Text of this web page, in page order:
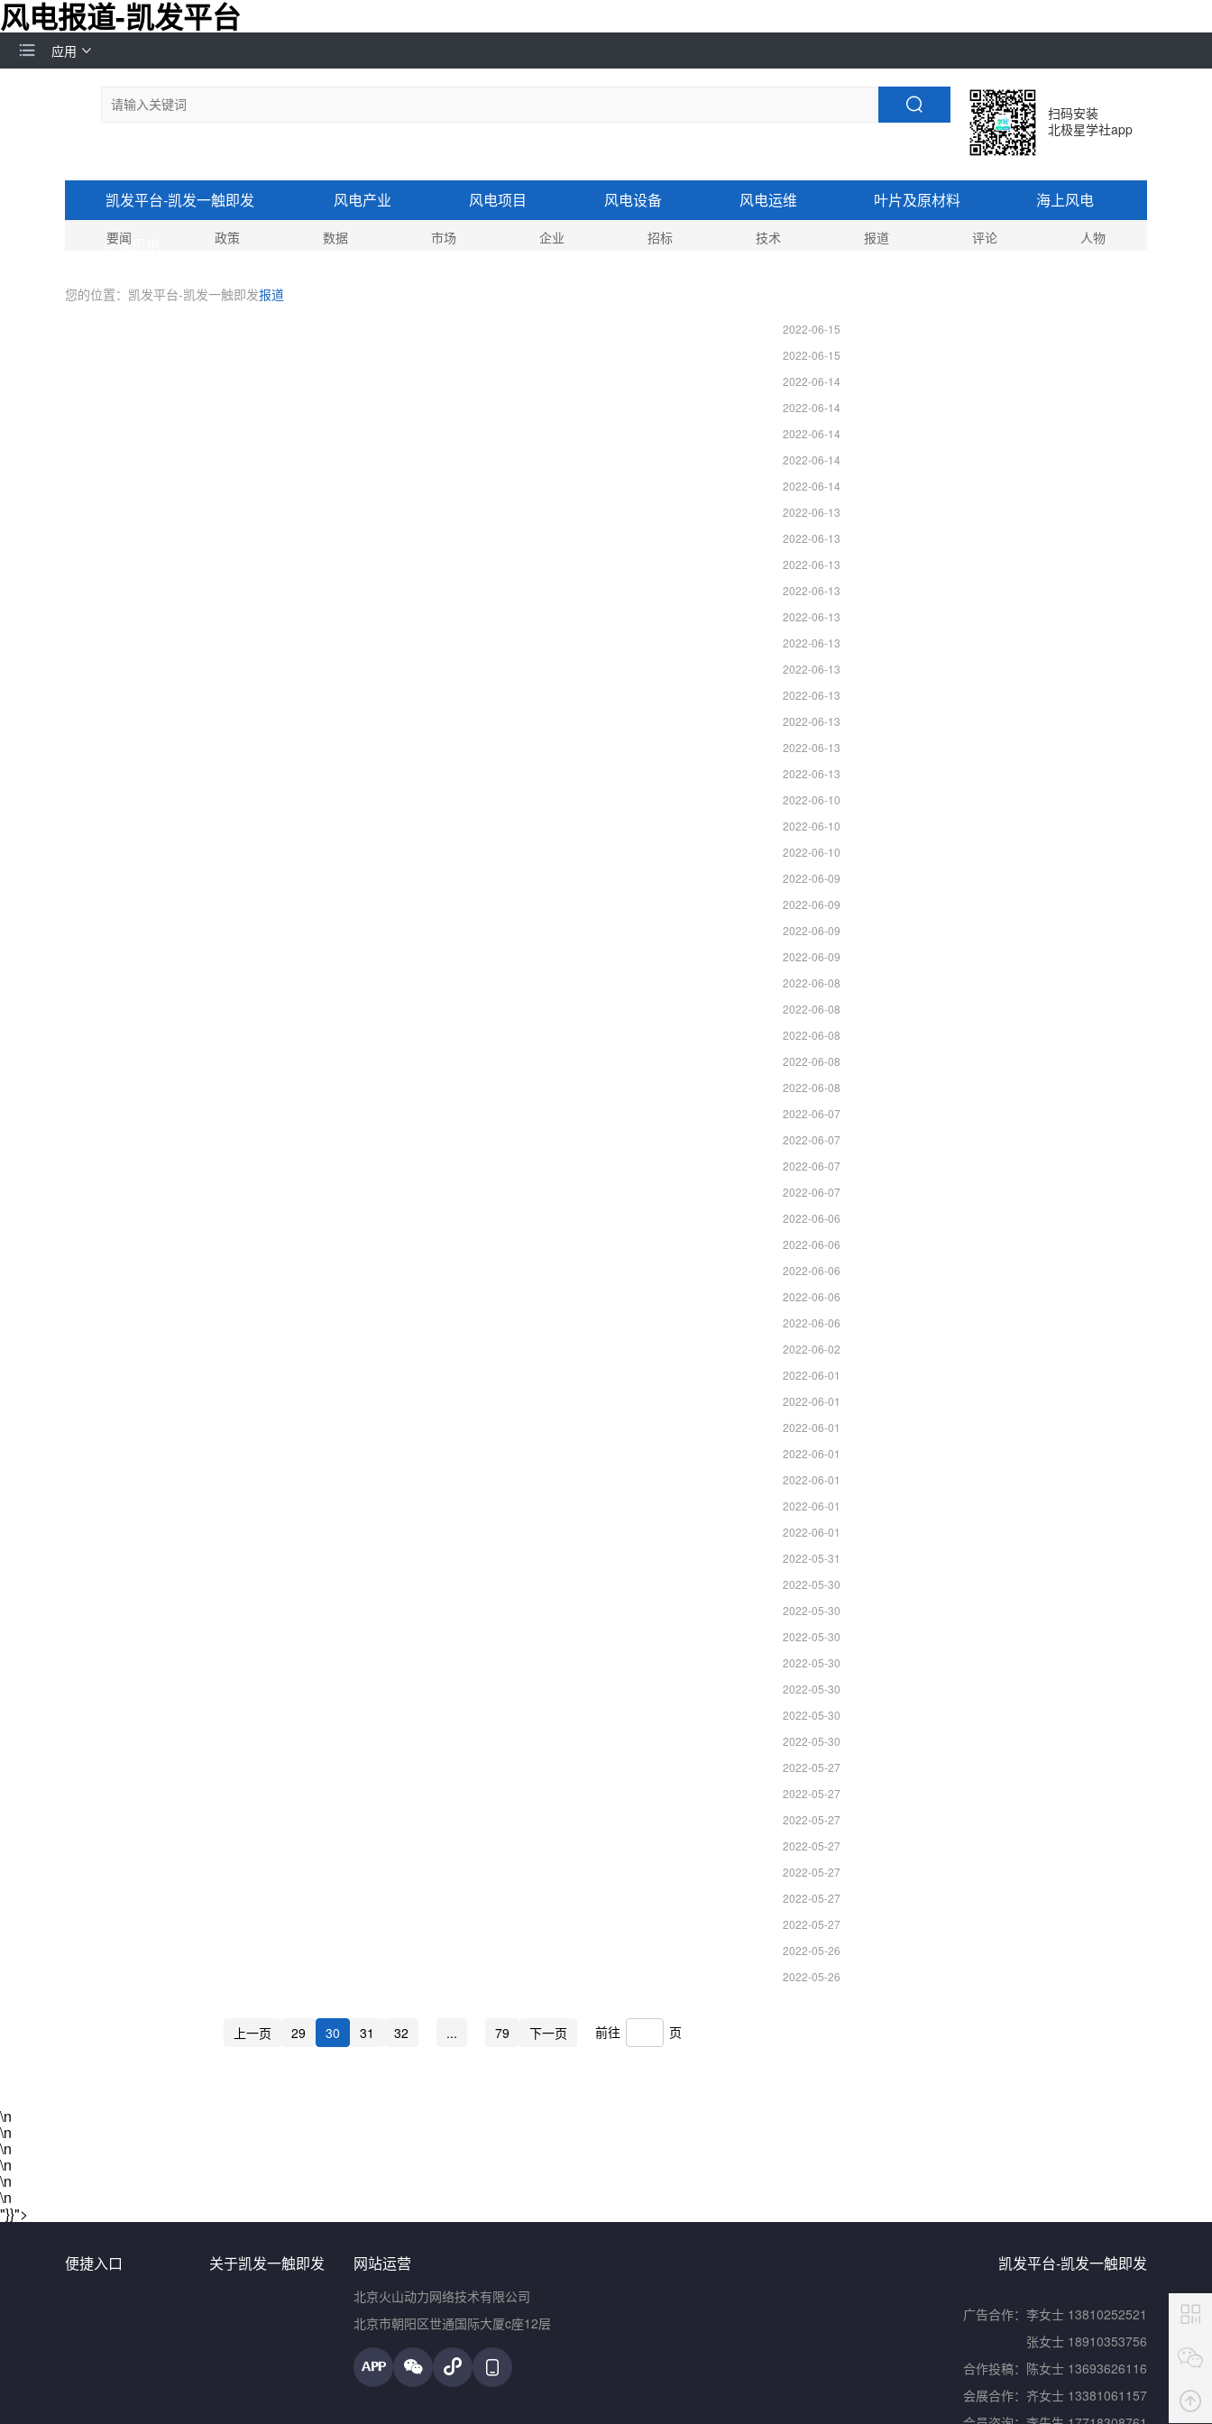
风电报道-凯发平台
应用
扫码安装
北极星学社app
凯发平台-凯发一触即发 风电产业 风电项目 风电设备 风电运维 叶片及原材料 海上风电
全球风电
要闻 政策 数据 市场 企业 招标 技术 报道 评论 人物
您的位置： 凯发平台-凯发一触即发报道
2022-06-15
2022-06-15
2022-06-14
2022-06-14
2022-06-14
2022-06-14
2022-06-14
2022-06-13
2022-06-13
2022-06-13
2022-06-13
2022-06-13
2022-06-13
2022-06-13
2022-06-13
2022-06-13
2022-06-13
2022-06-13
2022-06-10
2022-06-10
2022-06-10
2022-06-09
2022-06-09
2022-06-09
2022-06-09
2022-06-08
2022-06-08
2022-06-08
2022-06-08
2022-06-08
2022-06-07
2022-06-07
2022-06-07
2022-06-07
2022-06-06
2022-06-06
2022-06-06
2022-06-06
2022-06-06
2022-06-02
2022-06-01
2022-06-01
2022-06-01
2022-06-01
2022-06-01
2022-06-01
2022-06-01
2022-05-31
2022-05-30
2022-05-30
2022-05-30
2022-05-30
2022-05-30
2022-05-30
2022-05-30
2022-05-27
2022-05-27
2022-05-27
2022-05-27
2022-05-27
2022-05-27
2022-05-27
2022-05-26
2022-05-26
上一页 29 30 31 32 ... 79 下一页 前往 页
\n
\n
\n
\n
\n
\n
"}}">
便捷入口 关于凯发一触即发 网站运营
北京火山动力网络技术有限公司
北京市朝阳区世通国际大厦c座12层
凯发平台-凯发一触即发
广告合作： 李女士 13810252521
张女士 18910353756
合作投稿： 陈女士 13693626116
会展合作： 齐女士 13381061157